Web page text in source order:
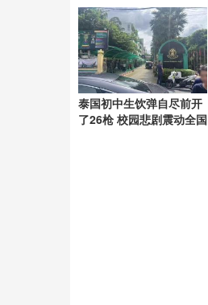
择
泰国初中生饮弹自尽前开
了26枪 校园悲剧震动全国